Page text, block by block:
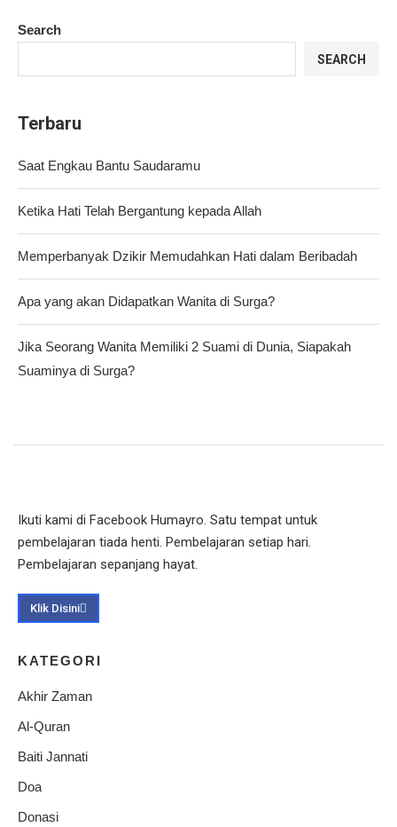
Search
SEARCH
Terbaru
Saat Engkau Bantu Saudaramu
Ketika Hati Telah Bergantung kepada Allah
Memperbanyak Dzikir Memudahkan Hati dalam Beribadah
Apa yang akan Didapatkan Wanita di Surga?
Jika Seorang Wanita Memiliki 2 Suami di Dunia, Siapakah
Suaminya di Surga?
Ikuti kami di Facebook Humayro. Satu tempat untuk
pembelajaran tiada henti. Pembelajaran setiap hari.
Pembelajaran sepanjang hayat.
Klik Disini
KATEGORI
Akhir Zaman
Al-Quran
Baiti Jannati
Doa
Donasi